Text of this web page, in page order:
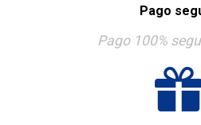
Pago
Pago 100%